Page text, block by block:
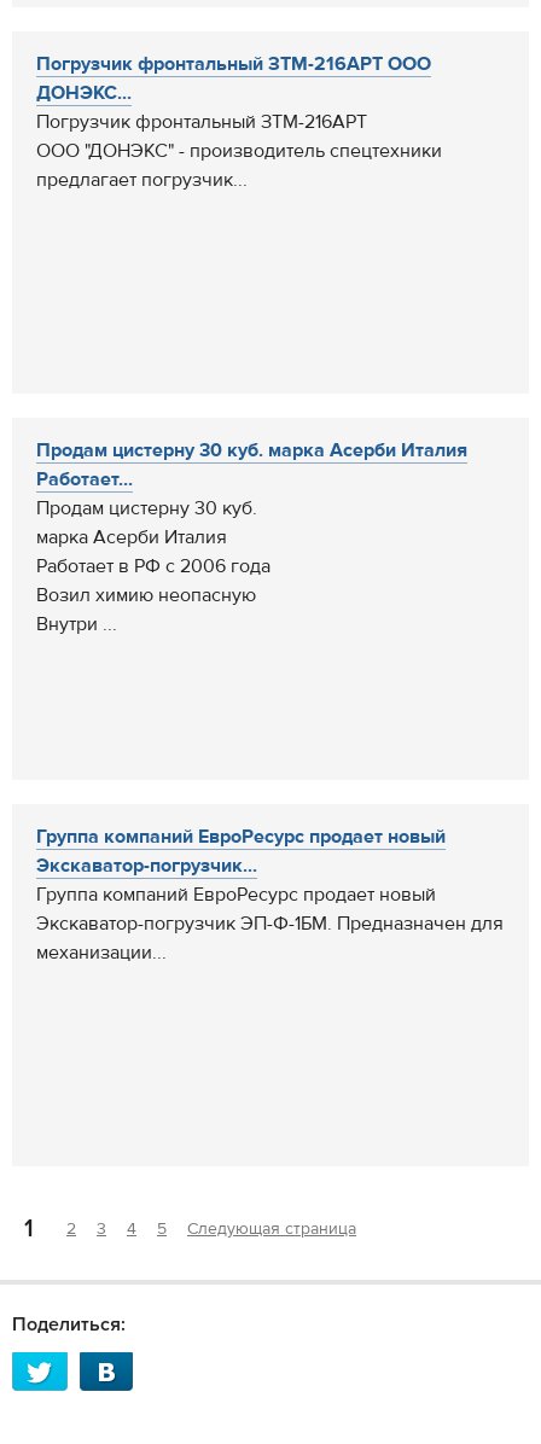
Погрузчик фронтальный ЗТМ-216АРТ ООО
ДОНЭКС...
Погрузчик фронтальный ЗТМ-216АРТ
ООО "ДОНЭКС" - производитель спецтехники
предлагает погрузчик...
Продам цистерну 30 куб. марка Асерби Италия
Работает...
Продам цистерну 30 куб.
марка Асерби Италия
Работает в РФ с 2006 года
Возил химию неопасную
Внутри ...
Группа компаний ЕвроРесурс продает новый
Экскаватор-погрузчик...
Группа компаний ЕвроРесурс продает новый
Экскаватор-погрузчик ЭП-Ф-1БМ. Предназначен для
механизации...
1 2 3 4 5 Следующая страница
Поделиться: